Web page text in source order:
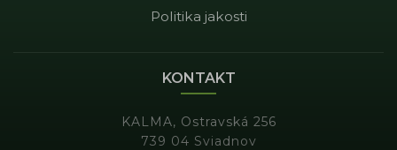
Politika jakosti
KONTAKT
KALMA, Ostravská 256
739 04 Sviadnov